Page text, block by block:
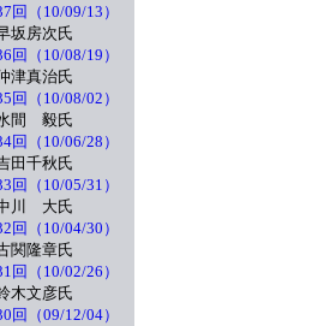
回（10/09/13）
房次氏
回（10/08/19）
真治氏
回（10/08/02）
毅氏
回（10/06/28）
千秋氏
回（10/05/31）
大氏
回（10/04/30）
隆章氏
回（10/02/26）
文彦氏
回（09/12/04）